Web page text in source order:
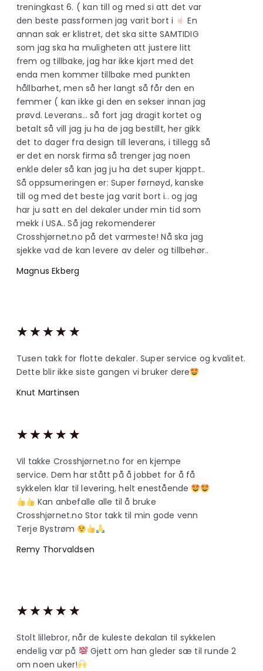
treningkast 6. ( kan till og med si att det var
den beste passformen jag varit bort i
En
annan sak er klistret, det ska sitte SAMTIDIG
som jag ska ha muligheten att justere litt
frem og tillbake, jag har ikke kjørt med det
enda men kommer tillbake med punkten
hållbarhet, men så her langt så får den en
femmer ( kan ikke gi den en sekser innan jag
prøvd. Leverans… så fort jag dragit kortet og
betalt så vill jag ju ha de jag bestillt, her gikk
det to dager fra design till leverans, i tillegg så
er det en norsk firma så trenger jag noen
enkle deler så kan jag ju ha det super kjappt..
Så oppsumeringen er: Super førnøyd, kanske
till og med det beste jag varit bort i.. og jag
har ju satt en del dekaler under min tid som
mekk i USA.. Så jag rekomenderer
Crosshjørnet.no på det varmeste! Nå ska jag
sjekke vad de kan levere av deler og tillbehør..
Magnus Ekberg
★ ★ ★ ★ ★
Tusen takk for flotte dekaler. Super service og kvalitet.
Dette blir ikke siste gangen vi bruker dere
Knut Martinsen
★ ★ ★ ★ ★
Vil takke Crosshjørnet.no for en kjempe
service. Dem har stått på å jobbet for å få
sykkelen klar til levering, helt enestående
Kan anbefalle alle til å bruke
Crosshjørnet.no Stor takk til min gode venn
Terje Bystrøm
Remy Thorvaldsen
★ ★ ★ ★ ★
Stolt lillebror, når de kuleste dekalan til sykkelen
endelig var på
Gjett om han gleder sæ til runde 2
om noen uker!